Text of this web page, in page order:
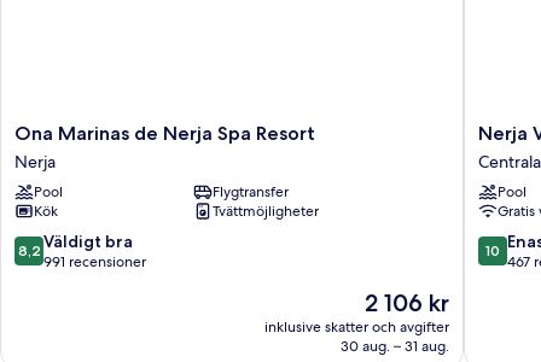
Ona
Marinas
de
Nerja
Spa
Resort
Nerja
Ona Marinas de Nerja Spa Resort
Nerja
Pool
Flygtransfer
Kök
Tvättmöjligheter
8.2
av
8,2 Väldigt bra
991 recensioner
Priset
är
2 106 kr
2 106 kr
inklusive skatter och avgifter
30 aug. – 31 aug.
Nerja
VG
Hostal
Centrala
Nerja
Nerja
Pool
10.0
av
10
467